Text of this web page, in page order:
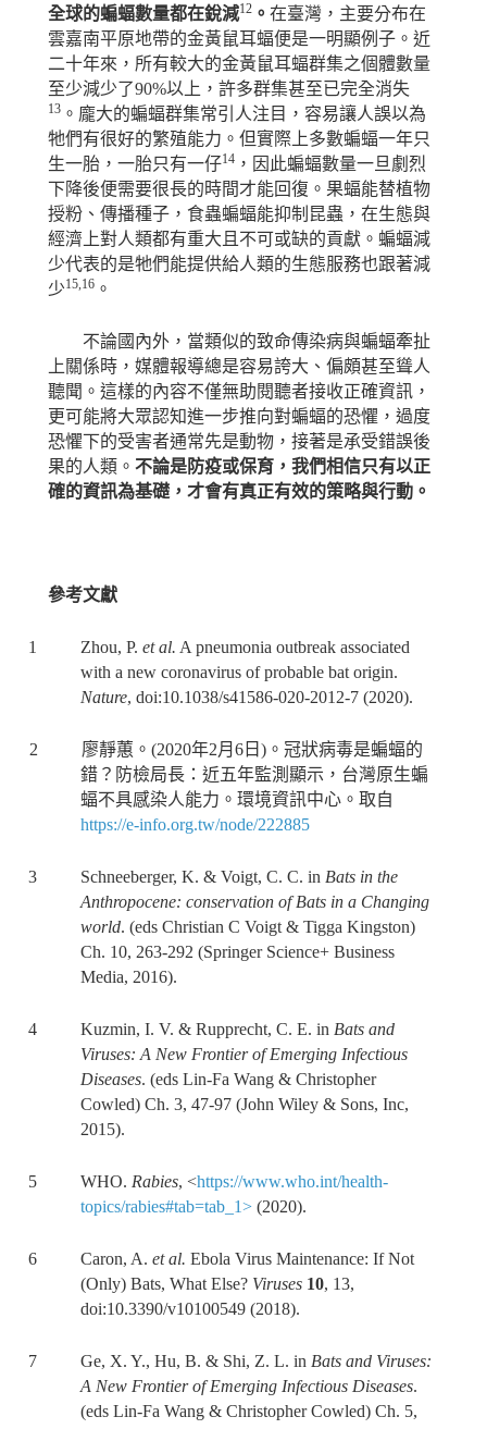
全球的蝙蝠數量都在銳減12 。 在臺灣，主要分布在
雲嘉南平原地帶的金黃鼠耳蝠便是一明顯例子。近
二十年來，所有較大的金黃鼠耳蝠群集之個體數量
至少減少了90%以上，許多群集甚至已完全消失
13 。龐大的蝙蝠群集常引人注目，容易讓人誤以為
牠們有很好的繁殖能力。但實際上多數蝙蝠一年只
生一胎，一胎只有一仔14 ，因此蝙蝠數量一旦劇烈
下降後便需要很長的時間才能回復。果蝠能替植物
授粉、傳播種子，食蟲蝙蝠能抑制昆蟲，在生態與
經濟上對人類都有重大且不可或缺的貢獻。蝙蝠減
少代表的是牠們能提供給人類的生態服務也跟著減
少15,16 。
不論國內外，當類似的致命傳染病與蝙蝠牽扯
上關係時，媒體報導總是容易誇大、偏頗甚至聳人
聽聞。這樣的內容不僅無助閱聽者接收正確資訊，
更可能將大眾認知進一步推向對蝙蝠的恐懼，過度
恐懼下的受害者通常先是動物，接著是承受錯誤後
果的人類。 不論是防疫或保育，我們相信只有以正
確的資訊為基礎，才會有真正有效的策略與行動。
參考文獻
1 Zhou, P. et al. A pneumonia outbreak associated
with a new coronavirus of probable bat origin.
Nature, doi:10.1038/s41586-020-2012-7 (2020).
2 廖靜蕙。 (2020年2月 6日 )。冠狀病毒是蝙蝠的
錯？防檢局長：近五年監測顯示，台灣原生蝙
蝠不具感染人能力。環境資訊中心。取自
https://e-info.org.tw/node/222885
3 Schneeberger, K. & Voigt, C. C. in Bats in the
Anthropocene: conservation of Bats in a Changing
world. (eds Christian C Voigt & Tigga Kingston)
Ch. 10, 263-292 (Springer Science+ Business
Media, 2016).
4 Kuzmin, I. V. & Rupprecht, C. E. in Bats and
Viruses: A New Frontier of Emerging Infectious
Diseases. (eds Lin-Fa Wang & Christopher
Cowled) Ch. 3, 47-97 (John Wiley & Sons, Inc,
2015).
5 WHO. Rabies, <https://www.who.int/health-
topics/rabies#tab=tab_1> (2020).
6 Caron, A. et al. Ebola Virus Maintenance: If Not
(Only) Bats, What Else? Viruses 10, 13,
doi:10.3390/v10100549 (2018).
7 Ge, X. Y., Hu, B. & Shi, Z. L. in Bats and Viruses:
A New Frontier of Emerging Infectious Diseases.
(eds Lin-Fa Wang & Christopher Cowled) Ch. 5,